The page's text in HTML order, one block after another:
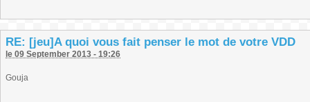
RE: [jeu]A quoi vous fait penser le mot de votre VDD
le 09 September 2013 - 19:26
Gouja